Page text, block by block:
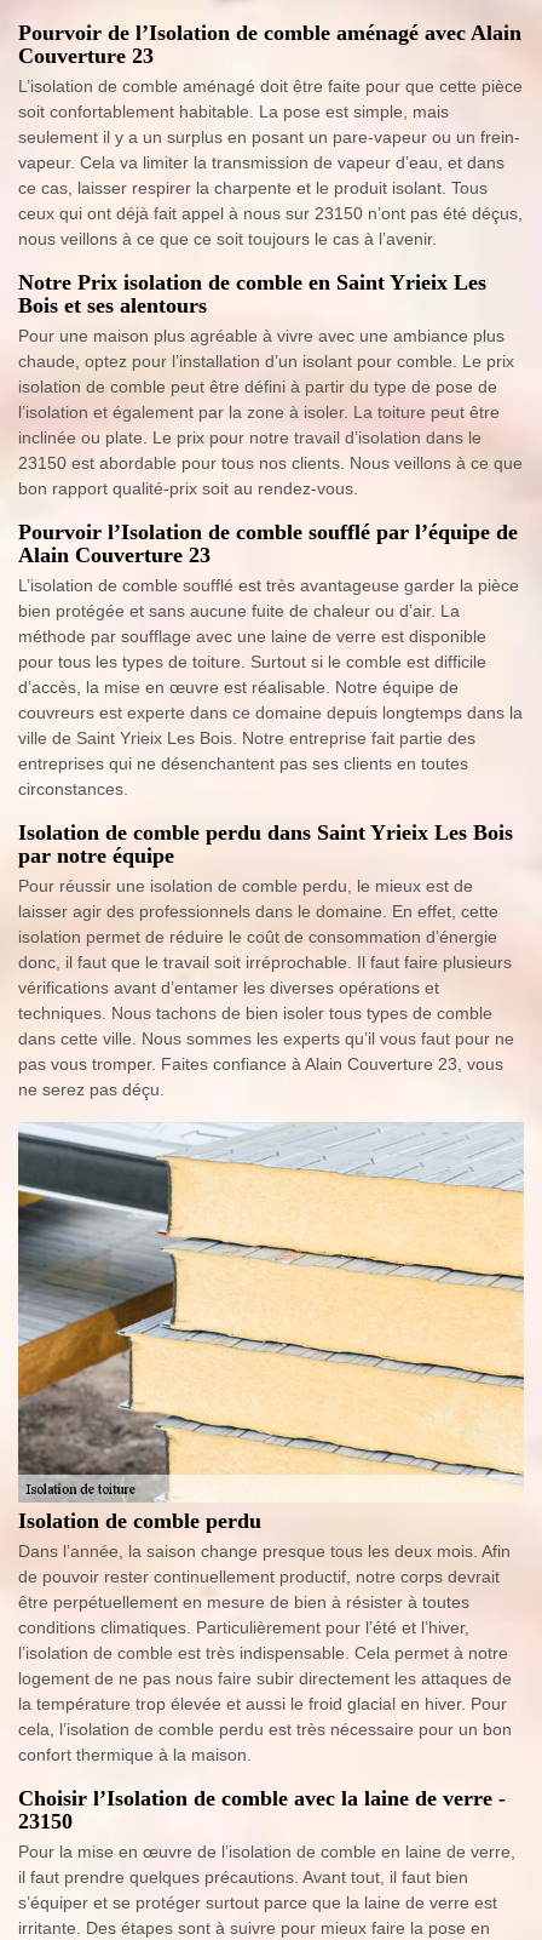
Pourvoir de l’Isolation de comble aménagé avec Alain
Couverture 23
L’isolation de comble aménagé doit être faite pour que cette pièce
soit confortablement habitable. La pose est simple, mais
seulement il y a un surplus en posant un pare-vapeur ou un frein-
vapeur. Cela va limiter la transmission de vapeur d’eau, et dans
ce cas, laisser respirer la charpente et le produit isolant. Tous
ceux qui ont déjà fait appel à nous sur 23150 n’ont pas été déçus,
nous veillons à ce que ce soit toujours le cas à l’avenir.
Notre Prix isolation de comble en Saint Yrieix Les
Bois et ses alentours
Pour une maison plus agréable à vivre avec une ambiance plus
chaude, optez pour l’installation d’un isolant pour comble. Le prix
isolation de comble peut être défini à partir du type de pose de
l’isolation et également par la zone à isoler. La toiture peut être
inclinée ou plate. Le prix pour notre travail d’isolation dans le
23150 est abordable pour tous nos clients. Nous veillons à ce que
bon rapport qualité-prix soit au rendez-vous.
Pourvoir l’Isolation de comble soufflé par l’équipe de
Alain Couverture 23
L’isolation de comble soufflé est très avantageuse garder la pièce
bien protégée et sans aucune fuite de chaleur ou d’air. La
méthode par soufflage avec une laine de verre est disponible
pour tous les types de toiture. Surtout si le comble est difficile
d’accès, la mise en œuvre est réalisable. Notre équipe de
couvreurs est experte dans ce domaine depuis longtemps dans la
ville de Saint Yrieix Les Bois. Notre entreprise fait partie des
entreprises qui ne désenchantent pas ses clients en toutes
circonstances.
Isolation de comble perdu dans Saint Yrieix Les Bois
par notre équipe
Pour réussir une isolation de comble perdu, le mieux est de
laisser agir des professionnels dans le domaine. En effet, cette
isolation permet de réduire le coût de consommation d’énergie
donc, il faut que le travail soit irréprochable. Il faut faire plusieurs
vérifications avant d’entamer les diverses opérations et
techniques. Nous tachons de bien isoler tous types de comble
dans cette ville. Nous sommes les experts qu’il vous faut pour ne
pas vous tromper. Faites confiance à Alain Couverture 23, vous
ne serez pas déçu.
Isolation de comble perdu
Dans l’année, la saison change presque tous les deux mois. Afin
de pouvoir rester continuellement productif, notre corps devrait
être perpétuellement en mesure de bien à résister à toutes
conditions climatiques. Particulièrement pour l’été et l’hiver,
l’isolation de comble est très indispensable. Cela permet à notre
logement de ne pas nous faire subir directement les attaques de
la température trop élevée et aussi le froid glacial en hiver. Pour
cela, l’isolation de comble perdu est très nécessaire pour un bon
confort thermique à la maison.
Choisir l’Isolation de comble avec la laine de verre -
23150
Pour la mise en œuvre de l’isolation de comble en laine de verre,
il faut prendre quelques précautions. Avant tout, il faut bien
s’équiper et se protéger surtout parce que la laine de verre est
irritante. Des étapes sont à suivre pour mieux faire la pose en